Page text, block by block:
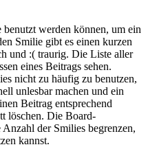
werden können, um ein
Smilie gibt es einen kurzen
und :( traurig. Die Liste aller
eines Beitrags sehen.
nicht zu häufig zu benutzen,
unlesbar machen und ein
Beitrag entsprechend
löschen. Die Board-
der Smilies begrenzen,
kannst.